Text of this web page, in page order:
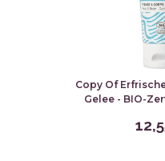
Copy Of
Gelee - BIO-